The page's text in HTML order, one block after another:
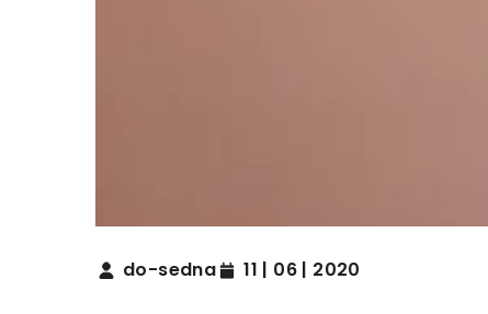
do-sedna 11 | 06 | 2020